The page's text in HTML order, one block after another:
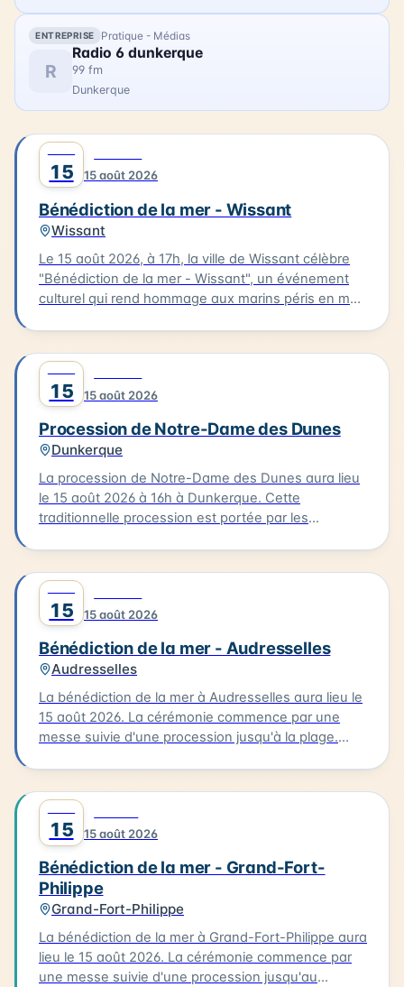
ENTREPRISE Pratique - Médias
R
Radio 6 dunkerque
99 fm
Dunkerque
15 15 août 2026
Bénédiction de la mer - Wissant
Wissant
Le 15 août 2026, à 17h, la ville de Wissant célèbre
"Bénédiction de la mer - Wissant", un événement
culturel qui rend hommage aux marins péris en mer.
déroulera la bénédiction. Cette cérémonie sera
accompagnée de chants et aura lieu en présence
de flobarts, bateaux de pêche traditionnels. Ce
lieu dans un cadre emblématique de la Côte
d'Opale.
15 15 août 2026
Procession de Notre-Dame des Dunes
Dunkerque
La procession de Notre-Dame des Dunes aura lieu
le 15 août 2026 à 16h à Dunkerque. Cette
traditionnelle procession est portée par les
Notre-Dame des Dunes jusqu'au quai des Anglais.
Là, se déroule la bénédiction, suivie d'une sortie
des bateaux pour un dépôt de gerbe en mer.
15 15 août 2026
Bénédiction de la mer - Audresselles
Audresselles
La bénédiction de la mer à Audresselles aura lieu le
15 août 2026. La cérémonie commence par une
messe suivie d'une procession jusqu'à la plage.
les habitants et les visiteurs de la Côte d'Opale. La
bénédiction de la mer est un événement culturel qui
célèbre la richesse maritime de la région.
15 15 août 2026
Bénédiction de la mer - Grand-Fort-
Philippe
Grand-Fort-Philippe
La bénédiction de la mer à Grand-Fort-Philippe aura
lieu le 15 août 2026. La cérémonie commence par
une messe suivie d'une procession jusqu'au